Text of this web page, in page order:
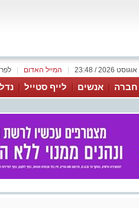
המייל האדום
חברה אנשים לייף סטייל